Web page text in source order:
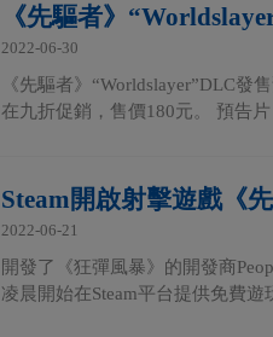
《先驅者》
2022-06-30
《先驅者》“Worldslayer”DLC
在九折促銷，售價180元。 預告片
Steam開啟射擊遊戲《
2022-06-21
開發了《狂彈風暴》的開發商
凌晨開始在Steam平台提供免費